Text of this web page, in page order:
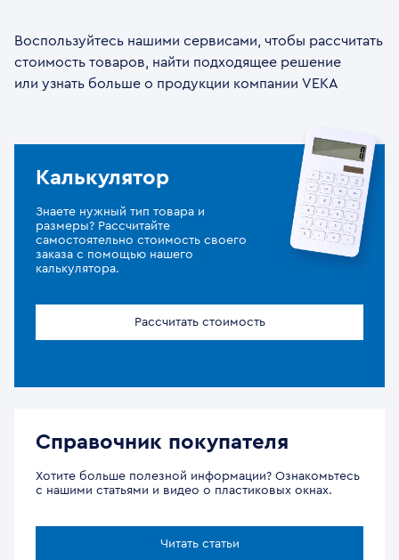
Воспользуйтесь нашими сервисами, чтобы рассчитать
стоимость товаров, найти подходящее решение
или узнать больше о продукции компании VEKA
Калькулятор
Знаете нужный тип товара и
размеры? Рассчитайте
самостоятельно стоимость своего
заказа с помощью нашего
калькулятора.
Рассчитать стоимость
Справочник покупателя
Хотите больше полезной информации? Ознакомьтесь
с нашими статьями и видео о пластиковых окнах.
Читать статьи